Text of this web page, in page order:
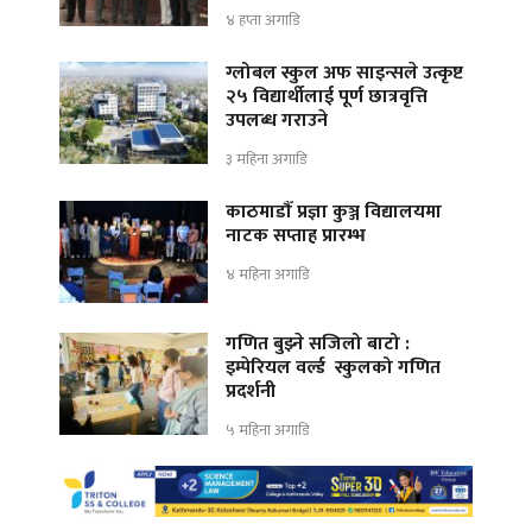
४ हप्ता अगाडि
ग्लोबल स्कुल अफ साइन्सले उत्कृष्ट
२५ विद्यार्थीलाई पूर्ण छात्रवृत्ति
उपलब्ध गराउने
३ महिना अगाडि
काठमाडौँ प्रज्ञा कुञ्ज विद्यालयमा
नाटक सप्ताह प्रारम्भ
४ महिना अगाडि
गणित बुझ्ने सजिलो बाटो :
इम्पेरियल वर्ल्ड स्कुलको गणित
प्रदर्शनी
५ महिना अगाडि